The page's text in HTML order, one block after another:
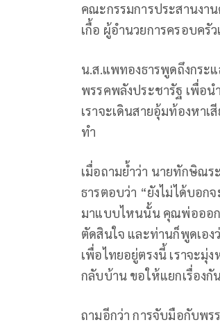
คณะกรรมการประสานงา
เกื้อ ผู้อำนวยการครอบครั
น.ส.แพทองธารพูดถึงกระ
พรรคพลังประชารัฐ เพื่อ
เราจะเดินสายอุ้มท้องหาเ
ทำ
เมื่อถามย้ำว่า นายทักษิณ
ธารตอบว่า “ยังไม่ได้บอก
มาแบบไหนนั้น คุณพ่อออกไ
ตัดสินใจ และท่านก็พูดเอง
เพื่อไทยอยู่ตรงนี้ เราจะมุ่
กลับบ้าน ขอให้แยกเรื่องกั
ถามอีกว่า การจับมือกับพร